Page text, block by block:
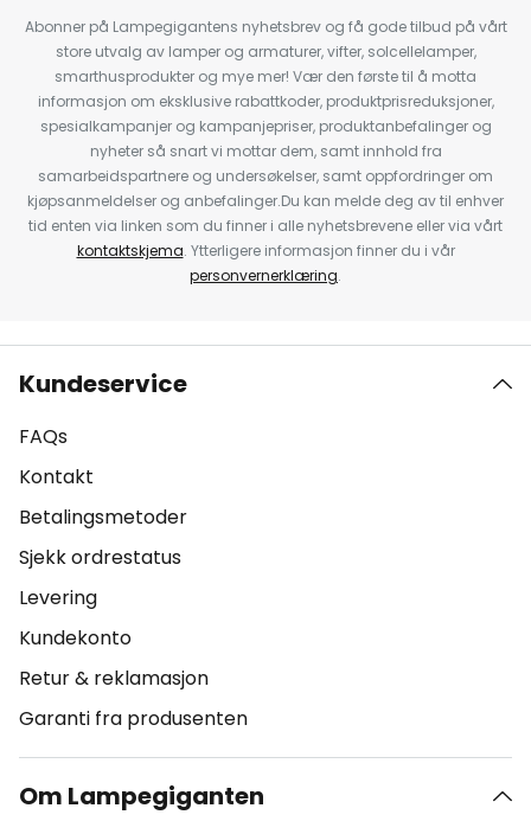
Abonner på Lampegigantens nyhetsbrev og få gode tilbud på vårt
store utvalg av lamper og armaturer, vifter, solcellelamper,
smarthusprodukter og mye mer! Vær den første til å motta
informasjon om eksklusive rabattkoder, produktprisreduksjoner,
spesialkampanjer og kampanjepriser, produktanbefalinger og
nyheter så snart vi mottar dem, samt innhold fra
samarbeidspartnere og undersøkelser, samt oppfordringer om
kjøpsanmeldelser og anbefalinger.Du kan melde deg av til enhver
tid enten via linken som du finner i alle nyhetsbrevene eller via vårt
kontaktskjema. Ytterligere informasjon finner du i vår
personvernerklæring.
Kundeservice
FAQs
Kontakt
Betalingsmetoder
Sjekk ordrestatus
Levering
Kundekonto
Retur & reklamasjon
Garanti fra produsenten
Om Lampegiganten